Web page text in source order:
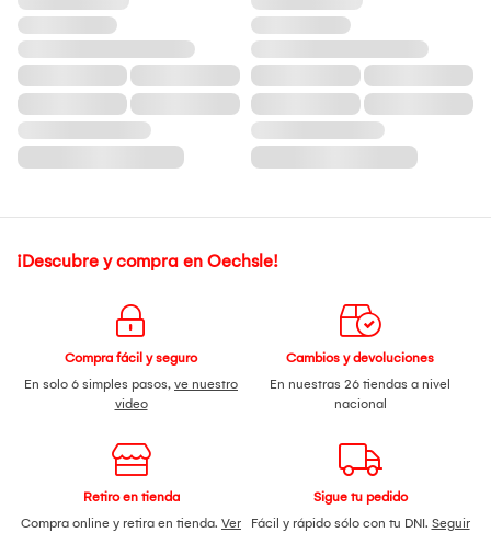
¡Descubre y compra en Oechsle!
Compra fácil y seguro
En solo 6 simples pasos, ve nuestro
video
Cambios y devoluciones
En nuestras 26 tiendas a nivel
nacional
Retiro en tienda
Compra online y retira en tienda. Ver
Sigue tu pedido
Fácil y rápido sólo con tu DNI. Seguir